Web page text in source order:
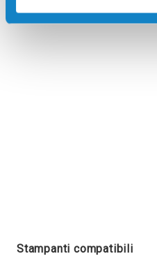
Recensioni
Stampanti compatibili